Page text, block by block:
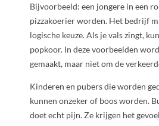
Bijvoorbeeld: een jongere in een
pizzakoerier worden. Het bedrijf
logische keuze. Als je vals zingt,
popkoor. In deze voorbeelden
gemaakt, maar niet om de
Kinderen en pubers die worden
kunnen onzeker of boos worden.
doet echt pijn. Ze krijgen het